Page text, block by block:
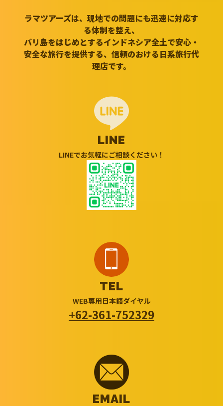
ラマツアーズは、現地での問題にも迅速に対応す
る体制を整え、
バリ島をはじめとするインドネシア全土で安心・
安全な旅行を提供する、信頼のおける日系旅行代
理店です。
LINE
LINEでお気軽にご相談ください！
TEL
WEB専用日本語ダイヤル
+62-361-752329
EMAIL